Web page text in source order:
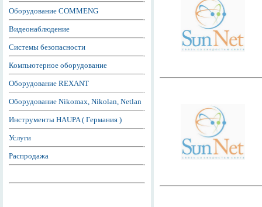
Оборудование COMMENG
Видеонаблюдение
Системы безопасности
Компьютерное оборудование
Оборудование REXANT
Оборудование Nikomax, Nikolan, Netlan
Инструменты HAUPA ( Германия )
Услуги
Распродажа